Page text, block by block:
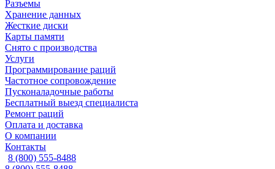
Разъемы
Хранение данных
Жесткие диски
Карты памяти
Снято с производства
Услуги
Программирование раций
Частотное сопровождение
Пусконаладочные работы
Бесплатный выезд специалиста
Ремонт раций
Оплата и доставка
О компании
Контакты
8 (800) 555-8488